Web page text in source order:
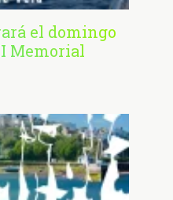
el domingo
Memorial